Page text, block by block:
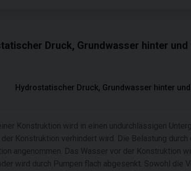
Druck, Grundwasser hinter
Hydrostatischer Druck, Grundwasser hinter
Konstruktion wird in einen undurchlässigen
der Konstruktion verhindert wird. Die Belastung
angenommen. Das Wasser vor der Konstruktion
wird durch Pumpen flach abgesenkt. Sowohl die